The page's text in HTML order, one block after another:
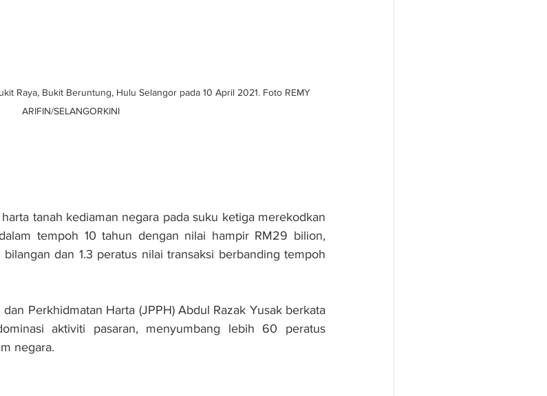
Raya, Bukit Beruntung, Hulu Selangor pada 10 April 2021. Foto REMY
ARIFIN/SELANGORKINI
harta tanah kediaman negara pada suku ketiga merekodkan
tempoh 10 tahun dengan nilai hampir RM29 bilion,
dan 1.3 peratus nilai transaksi berbanding tempoh
Perkhidmatan Harta (JPPH) Abdul Razak Yusak berkata
aktiviti pasaran, menyumbang lebih 60 peratus
negara.